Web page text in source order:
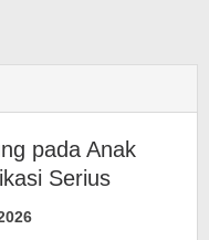
pada Anak
Serius